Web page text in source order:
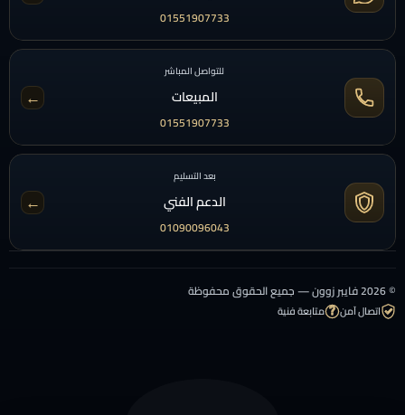
01551907733
للتواصل المباشر
المبيعات
01551907733
←
بعد التسليم
الدعم الفني
01090096043
←
© 2026 فايبر زوون — جميع الحقوق محفوظة
اتصال آمن متابعة فنية